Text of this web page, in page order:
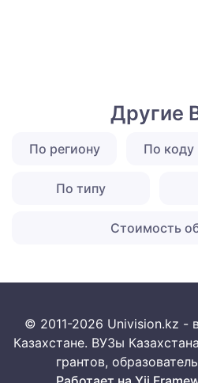
Другие
По региону По коду
По типу
Стоимость
© 2011-2026 Univision.kz -
Казахстане. ВУЗы
грантов,